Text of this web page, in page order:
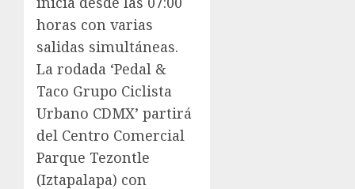
horas con varias
salidas simultáneas.
La rodada ‘Pedal &
Taco Grupo Ciclista
Urbano CDMX’ partirá
del Centro Comercial
Parque Tezontle
(Iztapalapa) con